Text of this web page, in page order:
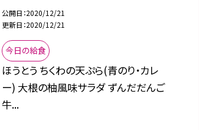
公開日 2020/12/21
更新日 2020/12/21
今日の給食
ほうとう ちくわの天ぷら(青のり・カレ
ー) 大根の柚風味サラダ ずんだだんご
牛...